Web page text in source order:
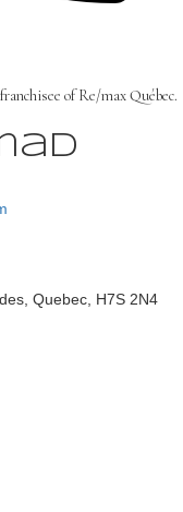
of Re/max Québec.
Quebec, H7S 2N4